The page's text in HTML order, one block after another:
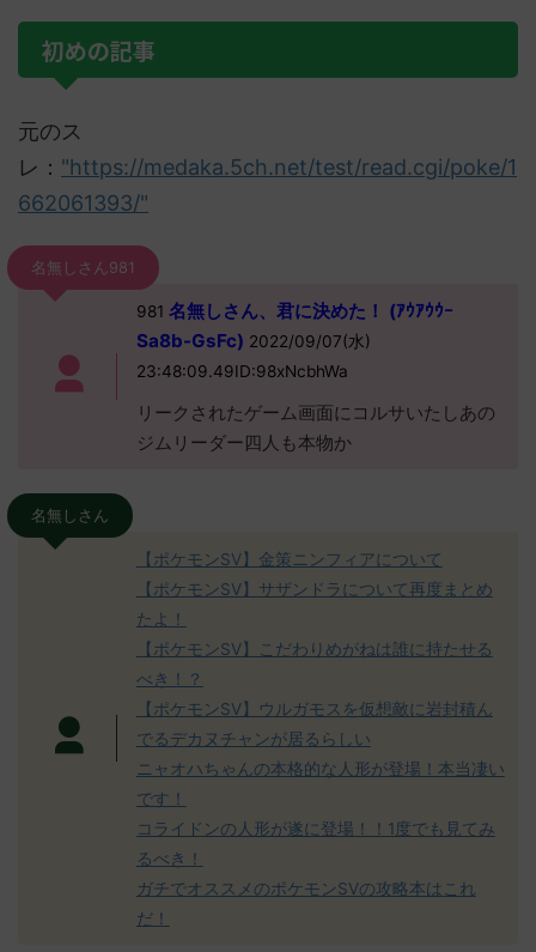
初めの記事
元のス
レ： "https://medaka.5ch.net/test/read.cgi/poke/1
662061393/"
名無しさん981
981 名無しさん、君に決めた！ (ｱｳｱｳｳｰ
Sa8b-GsFc) 2022/09/07(水)
23:48:09.49ID:98xNcbhWa
リークされたゲーム画面にコルサいたしあの
ジムリーダー四人も本物か
名無しさん
【ポケモンSV】金策ニンフィアについて
【ポケモンSV】サザンドラについて再度まとめ
たよ！
【ポケモンSV】こだわりめがねは誰に持たせる
べき！？
【ポケモンSV】ウルガモスを仮想敵に岩封積ん
でるデカヌチャンが居るらしい
ニャオハちゃんの本格的な人形が登場！本当凄い
です！
コライドンの人形が遂に登場！！1度でも見てみ
るべき！
ガチでオススメのポケモンSVの攻略本はこれ
だ！